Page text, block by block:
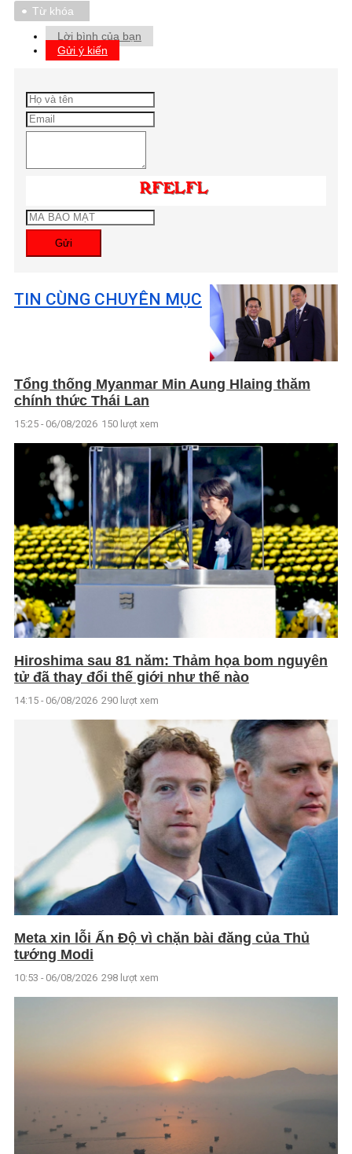
Từ khóa
Lời bình của bạn
Gửi ý kiến
Gửi
TIN CÙNG CHUYÊN MỤC
Tổng thống Myanmar Min Aung Hlaing thăm
chính thức Thái Lan
15:25 - 06/08/2026 150 lượt xem
Hiroshima sau 81 năm: Thảm họa bom nguyên
tử đã thay đổi thế giới như thế nào
14:15 - 06/08/2026 290 lượt xem
Meta xin lỗi Ấn Độ vì chặn bài đăng của Thủ
tướng Modi
10:53 - 06/08/2026 298 lượt xem